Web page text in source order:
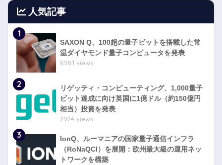
人気記事
1
SAXON Q、100超の量子ビットを搭載した常
温ダイヤモンド量子コンピュータを発表
8981 views
2
リゲッティ・コンピューティング、1,000量子
ビット達成に向け英国に1億ドル（約150億円
相当）投資を発表
2924 views
3
IonQ、ルーマニアの国家量子通信インフラ
（RoNaQCI）を展開：欧州最大級の運用ネッ
トワークを構築